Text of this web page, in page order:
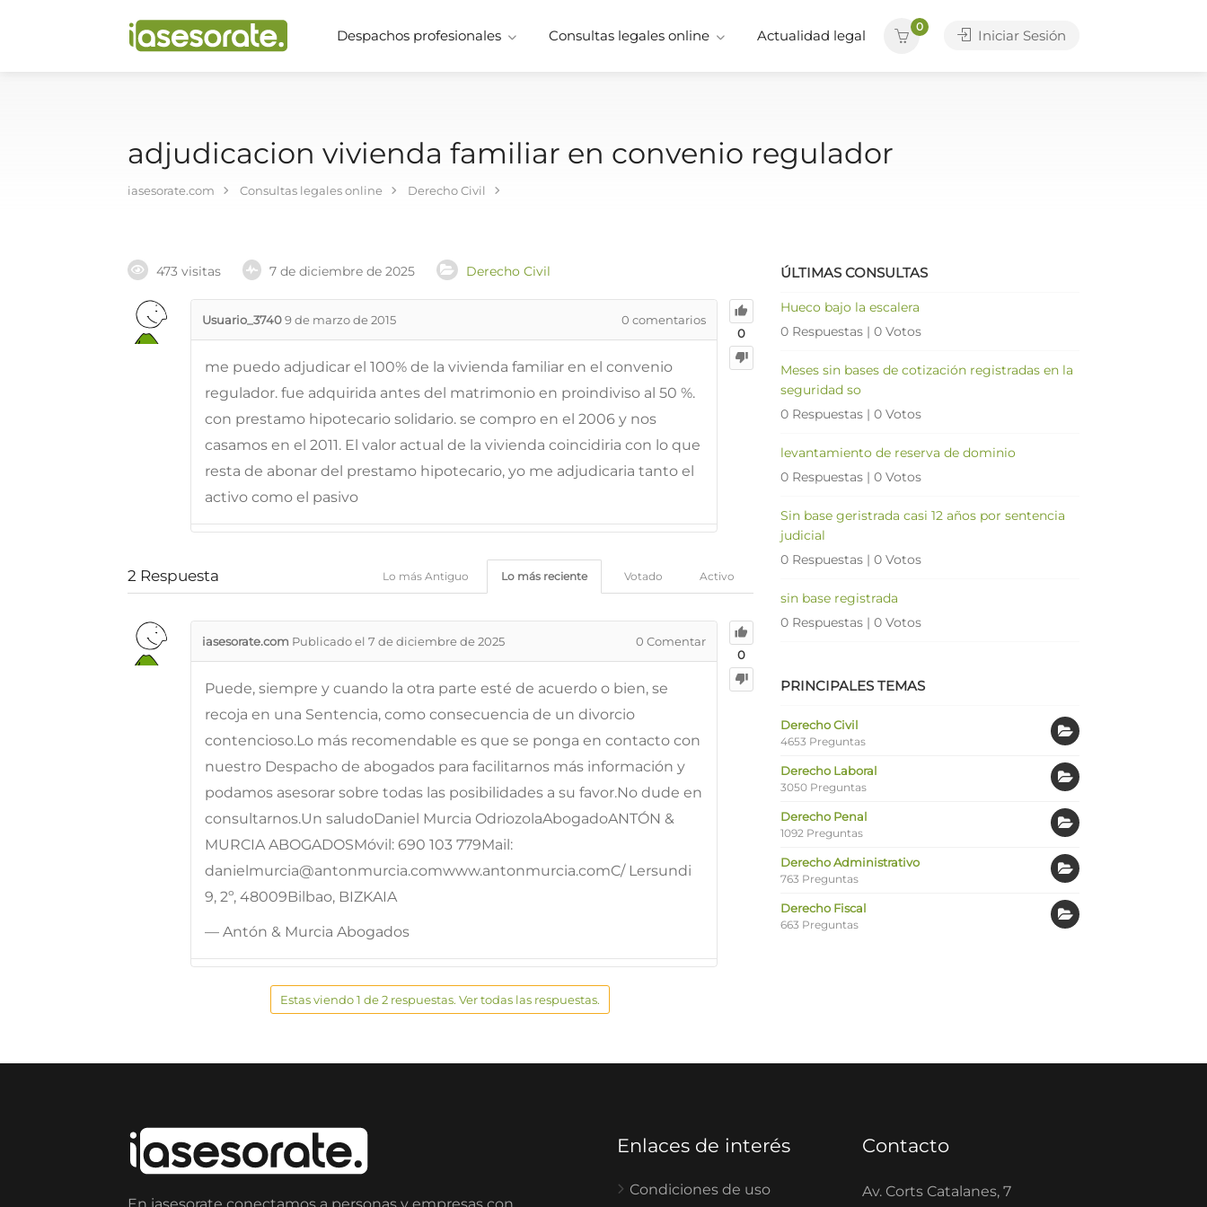
Despachos profesionales Consultas legales online Actualidad legal
0
Iniciar Sesión
adjudicacion vivienda familiar en convenio regulador
iasesorate.com Consultas legales online Derecho Civil
473 visitas 7 de diciembre de 2025 Derecho Civil
0
Usuario_37409 de marzo de 2015 0 comentarios
me puedo adjudicar el 100% de la vivienda familiar en el convenio
regulador. fue adquirida antes del matrimonio en proindiviso al 50 %.
con prestamo hipotecario solidario. se compro en el 2006 y nos
casamos en el 2011. El valor actual de la vivienda coincidiria con lo que
resta de abonar del prestamo hipotecario, yo me adjudicaria tanto el
activo como el pasivo
2 Respuesta Activo
Votado
Lo más reciente
Lo más Antiguo
0
iasesorate.com Publicado el 7 de diciembre de 2025 0 Comentar
Puede, siempre y cuando la otra parte esté de acuerdo o bien, se
recoja en una Sentencia, como consecuencia de un divorcio
contencioso.Lo más recomendable es que se ponga en contacto con
nuestro Despacho de abogados para facilitarnos más información y
podamos asesorar sobre todas las posibilidades a su favor.No dude en
consultarnos.Un saludoDaniel Murcia OdriozolaAbogadoANTÓN &
MURCIA ABOGADOSMóvil: 690 103 779Mail:
danielmurcia@antonmurcia.comwww.antonmurcia.comC/ Lersundi
9, 2º, 48009Bilbao, BIZKAIA
— Antón & Murcia Abogados
Estas viendo 1 de 2 respuestas. Ver todas las respuestas.
ÚLTIMAS CONSULTAS
Hueco bajo la escalera
0 Respuestas | 0 Votos
Meses sin bases de cotización registradas en la
seguridad so
0 Respuestas | 0 Votos
levantamiento de reserva de dominio
0 Respuestas | 0 Votos
Sin base geristrada casi 12 años por sentencia
judicial
0 Respuestas | 0 Votos
sin base registrada
0 Respuestas | 0 Votos
PRINCIPALES TEMAS
Derecho Civil
4653 Preguntas
Derecho Laboral
3050 Preguntas
Derecho Penal
1092 Preguntas
Derecho Administrativo
763 Preguntas
Derecho Fiscal
663 Preguntas
Enlaces de interés
Condiciones de uso
Contacto
Av. Corts Catalanes, 7